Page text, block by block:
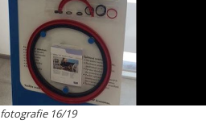
fotografie 16/19